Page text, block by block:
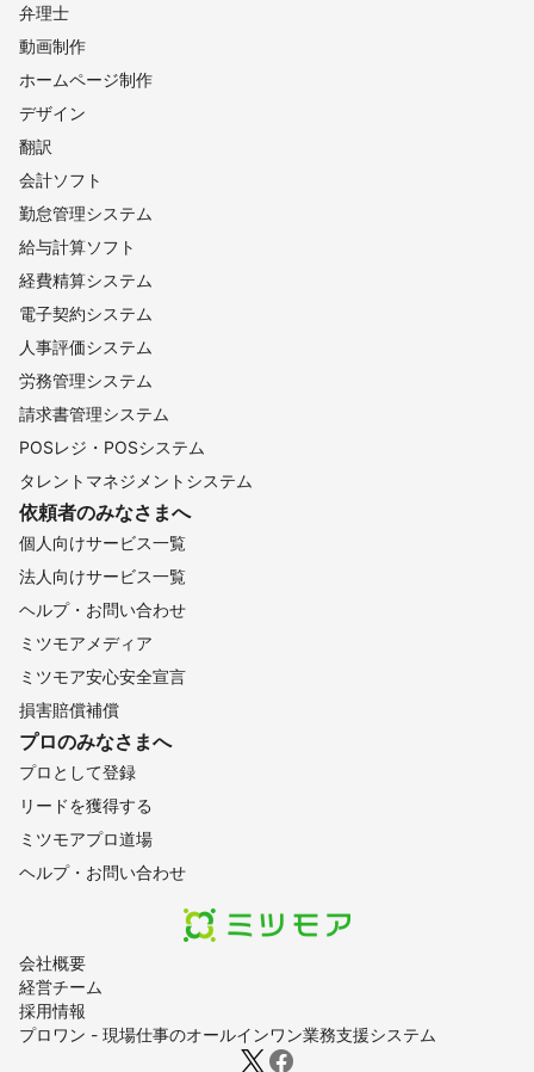
会社概要
経営チーム
採用情報
プロワン - 現場仕事のオールインワン業務支援システム
弁理士
動画制作
ホームページ制作
デザイン
翻訳
会計ソフト
勤怠管理システム
給与計算ソフト
経費精算システム
電子契約システム
人事評価システム
労務管理システム
請求書管理システム
POSレジ・POSシステム
タレントマネジメントシステム
依頼者のみなさまへ
個人向けサービス一覧
法人向けサービス一覧
ヘルプ・お問い合わせ
ミツモアメディア
ミツモア安心安全宣言
損害賠償補償
プロのみなさまへ
プロとして登録
リードを獲得する
ミツモアプロ道場
ヘルプ・お問い合わせ